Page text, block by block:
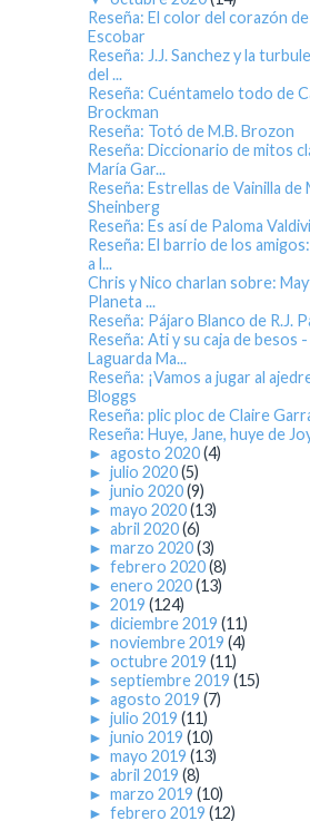
Reseña: El color del corazón
Escobar
Reseña: J.J. Sanchez y la
del ...
Reseña: Cuéntamelo todo de
Brockman
Reseña: Totó de M.B. Brozon
Reseña: Diccionario de mitos
María Gar...
Reseña: Estrellas de Vainilla de
Sheinberg
Reseña: Es así de Paloma
Reseña: El barrio de los
a l...
Chris y Nico charlan sobre:
Planeta ...
Reseña: Pájaro Blanco de R.J.
Reseña: Ati y su caja de besos -
Laguarda Ma...
Reseña: ¡Vamos a jugar al
Bloggs
Reseña: plic ploc de Claire
Reseña: Huye, Jane, huye de
► agosto 2020(4)
► julio 2020(5)
► junio 2020(9)
► mayo 2020(13)
► abril 2020(6)
► marzo 2020(3)
► febrero 2020(8)
► enero 2020(13)
► 2019 (124)
► diciembre 2019 (11)
► noviembre 2019 (4)
► octubre 2019 (11)
► septiembre 2019 (15)
► agosto 2019 (7)
► julio 2019 (11)
► junio 2019 (10)
► mayo 2019 (13)
► abril 2019 (8)
► marzo 2019 (10)
► febrero 2019 (12)